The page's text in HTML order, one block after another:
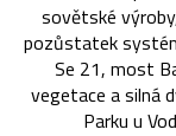
sovětské
pozůstatek
Se 21, most
vegetace a silná
Parku u